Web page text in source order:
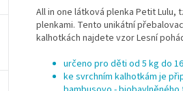
All in one látková plenka Petit
plenkami. Tento unikátní
kalhotkách najdete vzor Lesní
určeno pro děti od 5 kg do
ke svrchním kalhotkám je